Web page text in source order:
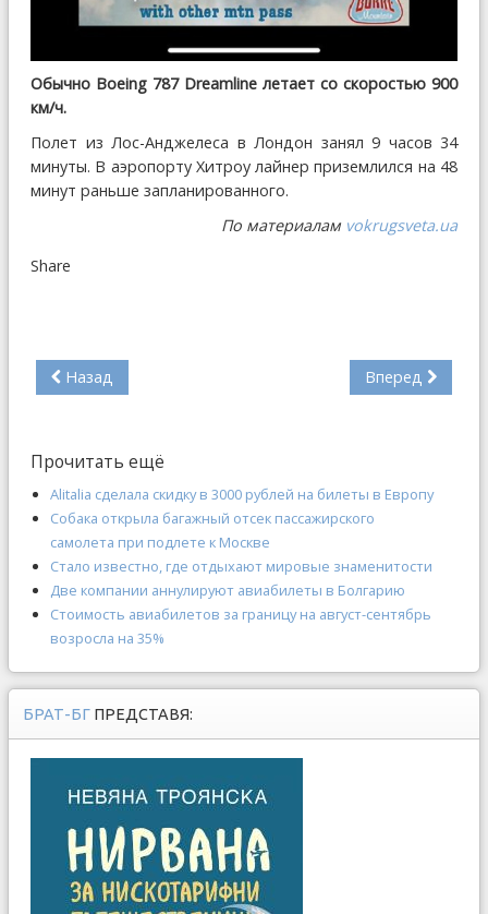
Обычно Boeing 787 Dreamline летает со скоростью 900
км/ч.
Полет из Лос-Анджелеса в Лондон занял 9 часов 34
минуты. В аэропорту Хитроу лайнер приземлился на 48
минут раньше запланированного.
По материалам vokrugsveta.ua
Share
Назад Вперед
Прочитать ещё
Alitalia сделала скидку в 3000 рублей на билеты в Европу
Собака открыла багажный отсек пассажирского
самолета при подлете к Москве
Стало известно, где отдыхают мировые знаменитости
Две компании аннулируют авиабилеты в Болгарию
Стоимость авиабилетов за границу на август-сентябрь
возросла на 35%
БРАТ-БГ ПРЕДСТАВЯ: